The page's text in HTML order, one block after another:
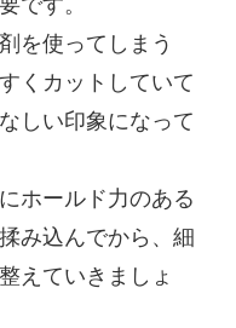
を使ってしまう
くカットしていて
しい印象になって
ホールド力のある
み込んでから、細
えていきましょ